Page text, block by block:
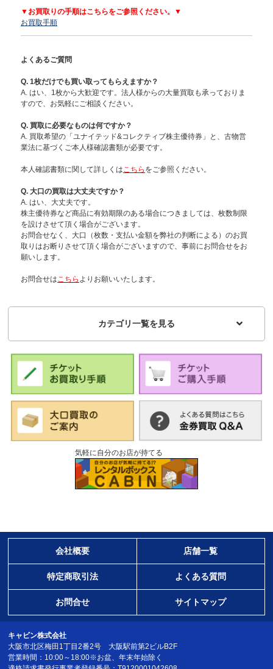
▼お買取りの手順はこちらをご参照ください。▼
お買取手順
よくあるご質問
Q. 1枚だけでも買い取ってもらえますか？
A. はい、1枚から大歓迎です。法人様からの大量買取も承っておりま
すので、お気軽にご相談ください。
Q. 買取に必要なものは何ですか？
A. 買取希望の「ユナイテッド&コレクティブ株主優待券」と、古物営
業法に基づくご本人様確認書類が必要です。
本人確認書類に関して詳しくは こちら をご参照ください。
Q. 大口の買取は大丈夫ですか？
A. はい、大丈夫です。
株主優待券など商品に有効期限のある場合につきましては、枚数制限
を設けさせて頂く場合がございます。
お問合せなく、大口（枚数・支払い金額を弊社の判断による）のお買
取りはお断りさせて頂く場合がございますので、事前にお問合せをお
願いします。
お問合せは こちら よりお願いいたします。
カテゴリ一覧を見る
気軽に自分のお店が持てる
会社概要 店舗一覧
特定商取引法 よくある質問
お問合せ サイトマップ
キャビン株式会社
大阪市北区梅田1丁目2番2号 大阪駅前第2ビルB2F
営業時間：10:00～18:00※お盆、年末年始除く